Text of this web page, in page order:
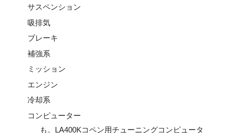
サスペンション
吸排気
ブレーキ
補強系
ミッション
エンジン
冷却系
コンピューター
も。LA400Kコペン用チューニングコンピュータ